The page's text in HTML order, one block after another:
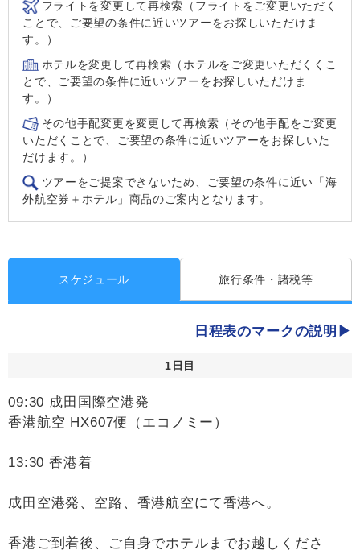
フライトを変更して再検索（フライトをご変更いただく
ことで、ご要望の条件に近いツアーをお探しいただけま
す。）
ホテルを変更して再検索（ホテルをご変更いただくくこ
とで、ご要望の条件に近いツアーをお探しいただけま
す。）
その他手配変更を変更して再検索（その他手配をご変更
いただくことで、ご要望の条件に近いツアーをお探しいた
だけます。）
ツアーをご提案できないため、ご要望の条件に近い「海
外航空券＋ホテル」商品のご案内となります。
スケジュール 旅行条件・諸税等
日程表のマークの説明
1日目
09:30 成田国際空港発
香港航空 HX607便（エコノミー）
13:30 香港着
成田空港発、空路、香港航空にて香港へ。
香港ご到着後、ご自身でホテルまでお越しくださ